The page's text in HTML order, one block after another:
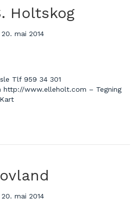
Holtskog
20. mai 2014
Tlf 959 34 301
http://www.elleholt.com – Tegning
20. mai 2014